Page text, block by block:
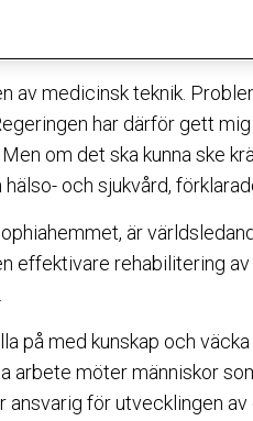
moderator var Anders
science:
av medicinsk teknik.
har därför gett
om det ska kunna ske
och sjukvård,
är
effektivare rehabilitering
på med kunskap och väcka
arbete möter människor
ansvarig för utvecklingen